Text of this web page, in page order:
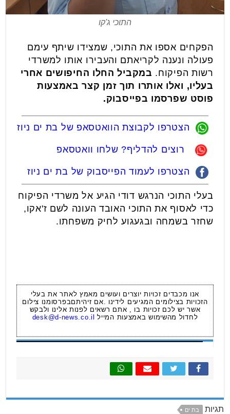
התוכי ג'קו
הפקחים אספו את התוכי, שמצידו שיתף עימם
פעולה ונענה לקריאתם והעבירו אותו למשרדי
רשות הפיקוח. במקביל החלו החיפושים אחרי
בעליו, ואלו אותרו תוך זמן קצר באמצעות
פוסט שפרסמו בפייסבוק.
הצטרפו לקבוצת הוואטסאפ של בת ים ניוז
רוצים להדליף? שלחו וואטסאפ
הצטרפו לעמוד הפייסבוק של בת ים ניוז
בעלי התוכי הנרגש דודי הגיע אל משרדי הפיקוח
כדי לאסוף את התוכי האובד העונה לשם ז'אקו,
שחזר בשמחה ובגעגוע לחיק משפחתו.
אנו מכבדים זכויות יוצרים ועושים מאמץ לאתר את בעלי
הזכויות בצילומים המגיעים לידינו .אם זיהיתםבפרסומנו צילום
אשר יש לכם זכויות בו , אתם רשאים לפנות אלינו ולבקש
לחדול מהשימוש באמצעות המייל
desk@d-news.co.il
תגיות בת ים